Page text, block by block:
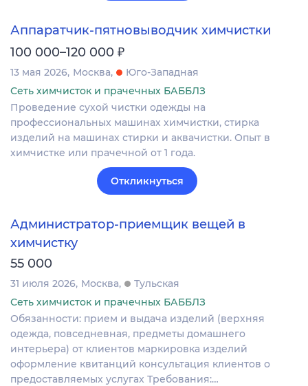
Аппаратчик-пятновыводчик химчистки
100 000–120 000 ₽
13 мая 2026 Москва
Юго-Западная
Сеть химчисток и прачечных БАББЛЗ
Проведение сухой чистки одежды на
профессиональных машинах химчистки, стирка
изделий на машинах стирки и аквачистки. Опыт в
химчистке или прачечной от 1 года.
Откликнуться
Администратор-приемщик вещей в
химчистку
55 000
31 июля 2026 Москва
Тульская
Сеть химчисток и прачечных БАББЛЗ
Обязанности: прием и выдача изделий (верхняя
одежда, повседневная, предметы домашнего
интерьера) от клиентов маркировка изделий
оформление квитанций консультация клиентов о
предоставляемых услугах Требования:…